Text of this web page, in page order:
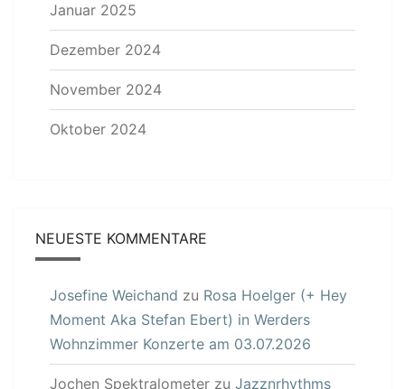
Januar 2025
Dezember 2024
November 2024
Oktober 2024
NEUESTE KOMMENTARE
Josefine Weichand zu Rosa Hoelger (+ Hey
Moment Aka Stefan Ebert) in Werders
Wohnzimmer Konzerte am 03.07.2026
Jochen Spektralometer zu Jazznrhythms